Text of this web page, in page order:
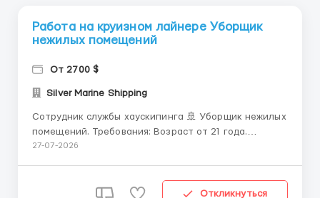
Работа на круизном лайнере Уборщик
нежилых помещений
От 2700 $
Silver Marine Shipping
Сотрудник службы хаускипинга 🚢 Уборщик нежилых
помещений. Требования: Возраст от 21 года.
Минимум один год предыдущего опыта работы в
использования. оборудования. Знания в химической
27-07-2026
Откликнуться